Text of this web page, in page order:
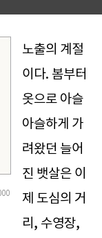
노출의 계절
이다. 봄부터
옷으로 아슬
아슬하게 가
려왔던 늘어
진 뱃살은 이
제 도심의 거
리, 수영장,